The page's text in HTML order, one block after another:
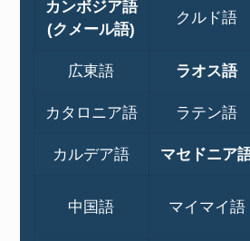
カンボジア語
(クメール語)
クルド語
広東語 ラオス語
カタロニア語 ラテン語
カルデア語 マセドニア
中国語 マイマイ語